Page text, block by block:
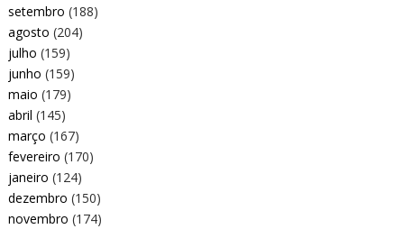
setembro (188)
agosto (204)
julho (159)
junho (159)
maio (179)
abril (145)
março (167)
fevereiro (170)
janeiro (124)
dezembro (150)
novembro (174)